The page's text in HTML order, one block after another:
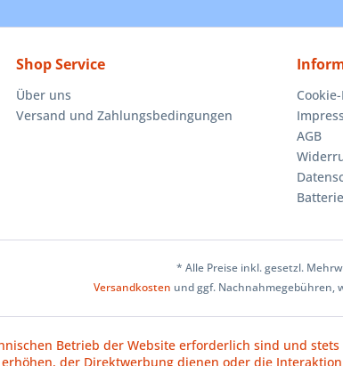
Shop Service
Über uns
Versand und Zahlungsbedingungen
AGB
* Alle Preise inkl. gesetzl.
Versandkosten und ggf. Nachnahmegebühren,
Betrieb der Website erforderlich sind und stets
der Direktwerbung dienen oder die